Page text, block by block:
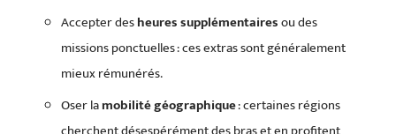
Accepter desheures supplémentairesou des
missions ponctuelles : ces extras sont généralement
mieux rémunérés.
Oser lamobilité géographique: certaines régions